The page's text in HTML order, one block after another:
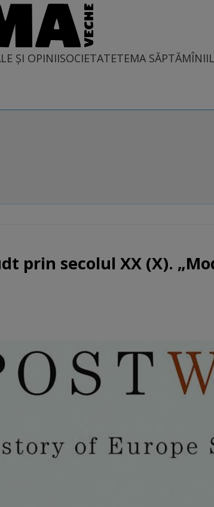
ȘI OPINIISOCIETATETEMA SĂPTĂMÎNII
prin secolul XX (X).